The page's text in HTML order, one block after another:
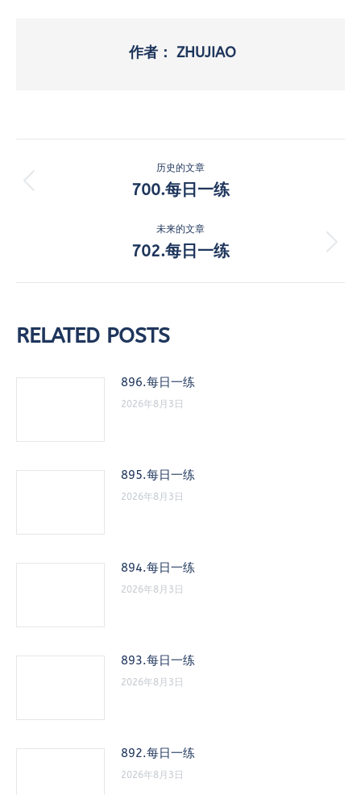
作者： ZHUJIAO
章
历史的文章
历
的
文
章：
700.每日一练
未来的文章
未
的
702.每日一练
RELATED POSTS
896.每日一练
2026年8月3日
895.每日一练
2026年8月3日
894.每日一练
2026年8月3日
893.每日一练
2026年8月3日
892.每日一练
2026年8月3日